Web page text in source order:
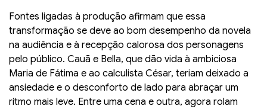
Fontes ligadas à produção afirmam que essa
transformação se deve ao bom desempenho da novela
na audiência e à recepção calorosa dos personagens
pelo público. Cauã e Bella, que dão vida à ambiciosa
Maria de Fátima e ao calculista César, teriam deixado a
ansiedade e o desconforto de lado para abraçar um
ritmo mais leve. Entre uma cena e outra, agora rolam